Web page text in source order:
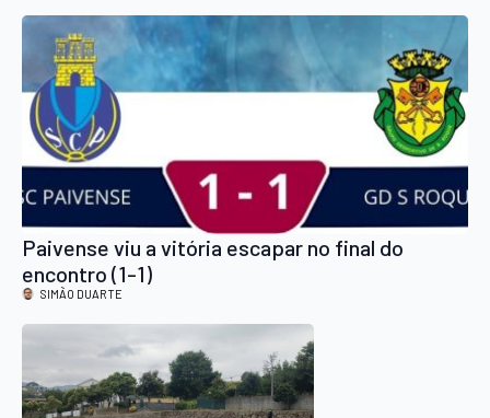
Paivense viu a vitória escapar no final do
encontro (1-1)
SIMÃO DUARTE